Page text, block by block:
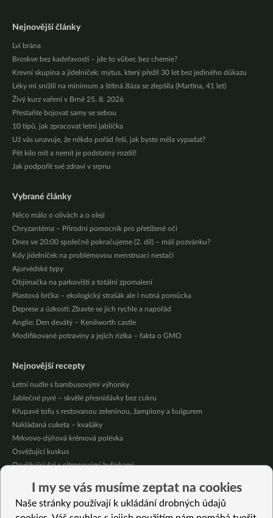
Nejnovější články
Lví brána
Broskve bez kadeřavosti – jde to vůbec bez chemie?
Krevní skupina a jídelníček: mýtus, který přežil 30 let bez jediného důkazu
Léky mi snížili na minimum a štítná žláza se zlepšila (Martina, 41 let)
Živý kurz vaření v Brně 25. 8. 2026
Přestaňte bojovat samy se sebou
10 tipů, jak zpracovat letní jablíčka
Už vás unavuje, že někdo pořád řeší, jak byste měla vypadat?
Pět kilo mít a nemít je podstatný rozdíl!
Jak podpořit své zdraví v srpnu
Vybrané články
Něco málo o olivách a o oleji
Chryzantéma – Přírodní pomocník pro přetížené oči
Dnes ve 20:00 společně pokračujeme (2. díl) – máš pozvánku?
Kdy jídelníček na problémovou menstruaci nestačí
Ajurvédské typy
Objímačka na parkovišti a totální zpomalení
Plastová brčka – ekologický strašák ale i nutná pomůcka
Deprese a úzkosti: Zbavte se jich rychle a napořád
Anglie: Den devátý – Kenilworth castle
Modifikované potraviny a jejich rizika – fakta o GMO
Nejnovější recepty
Letní nudle s bambusovými výhonky
Jablečné pyré – skvělé přesnídávky bez cukru
Křupavé tofu s restovanou zeleninou, žampiony a bulgurem
Nakládaná cuketa – kvašáky
Mrkvovo-dýňová krémová polévka
Osvěžující kuskus
Osvěžující čaj s citronovými bylinkami
Čokoládové muffiny s mangovým krémem
Meruňky a jablka v citrónovém želé
I my se vás musíme zeptat na cookies
Naše stránky používají k ukládání drobných údajů